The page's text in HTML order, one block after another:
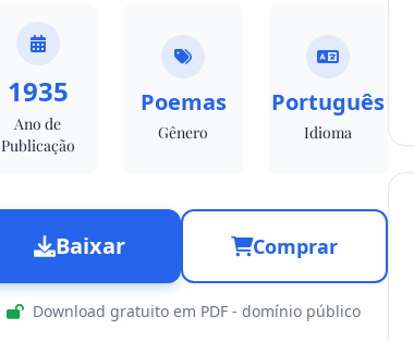
1935
Ano de
Publicação
Poemas
Gênero
Português
Idioma
Baixar Comprar
Download gratuito em PDF - domínio público